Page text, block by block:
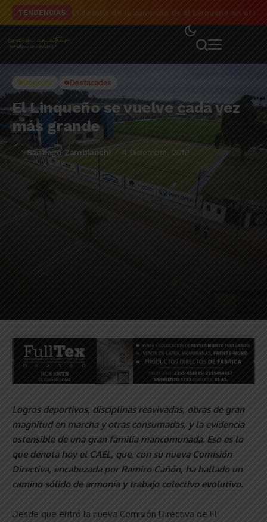
TENDENCIAS El detalle de la campaña de El Linqueño en el
Deporte Destacados
El Linqueño se vuelve cada vez
más grande
Santiago Zambianchi 4 Diciembre, 2019
Logros deportivos, disciplinas reavivadas, obras de gran
magnitud en marcha y otras consumadas, y la evidencia
ostensible de una gran familia mancomunada. Eso es lo
que denota hoy el CAEL, que, con su nueva Comisión
Directiva, encabezada por Ramiro Cañón, ha hallado un
camino sólido de armonía y trabajo colectivo evolutivo.
Desde que entró la nueva Comisión Directiva de El